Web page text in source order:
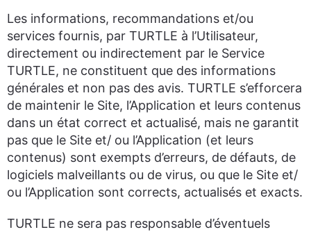
Les informations, recommandations et/ou
services fournis, par TURTLE à l’Utilisateur,
directement ou indirectement par le Service
TURTLE, ne constituent que des informations
générales et non pas des avis. TURTLE s’efforcera
de maintenir le Site, l’Application et leurs contenus
dans un état correct et actualisé, mais ne garantit
pas que le Site et/ ou l’Application (et leurs
contenus) sont exempts d’erreurs, de défauts, de
logiciels malveillants ou de virus, ou que le Site et/
ou l’Application sont corrects, actualisés et exacts.
TURTLE ne sera pas responsable d’éventuels